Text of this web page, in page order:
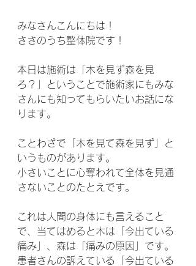
みなさんこんにちは！
ささのうち整体院です！
本日は施術は「木を見ず森を見
ろ？」ということで施術家にもみな
さんにも知ってもらいたいお話にな
ります。
ことわざで「木を見て森を見ず」と
いうものがあります。
小さいことに心奪われて全体を見通
さないことのたとえです。
これは人間の身体にも言えること
で、当てはめると木は「今出ている
痛み」、森は「痛みの原因」です。
患者さんの訴えている「今出ている